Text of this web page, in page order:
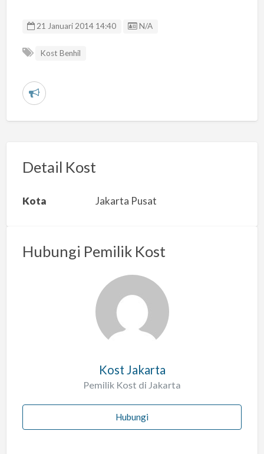
21 Januari 2014 14:40 Listing ID
N/A
Kost Benhil
L
r
a
s
Detail Kost
Kota Jakarta Pusat
Hubungi Pemilik Kost
Kost Jakarta
Pemilik Kost di Jakarta
Hubungi